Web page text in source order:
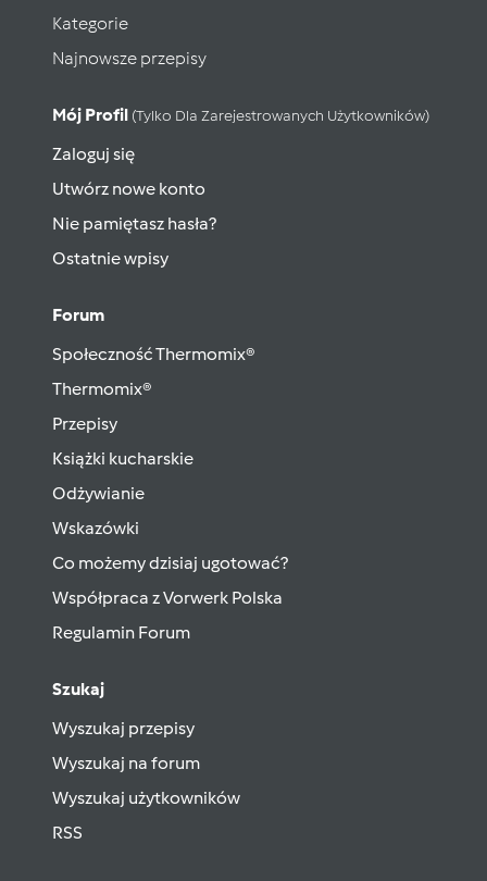
Kategorie
Najnowsze przepisy
Mój Profil (tylko Dla Zarejestrowanych Użytkowników)
Zaloguj się
Utwórz nowe konto
Nie pamiętasz hasła?
Ostatnie wpisy
Forum
Społeczność Thermomix®
Thermomix®
Przepisy
Książki kucharskie
Odżywianie
Wskazówki
Co możemy dzisiaj ugotować?
Współpraca z Vorwerk Polska
Regulamin Forum
Szukaj
Wyszukaj przepisy
Wyszukaj na forum
Wyszukaj użytkowników
RSS